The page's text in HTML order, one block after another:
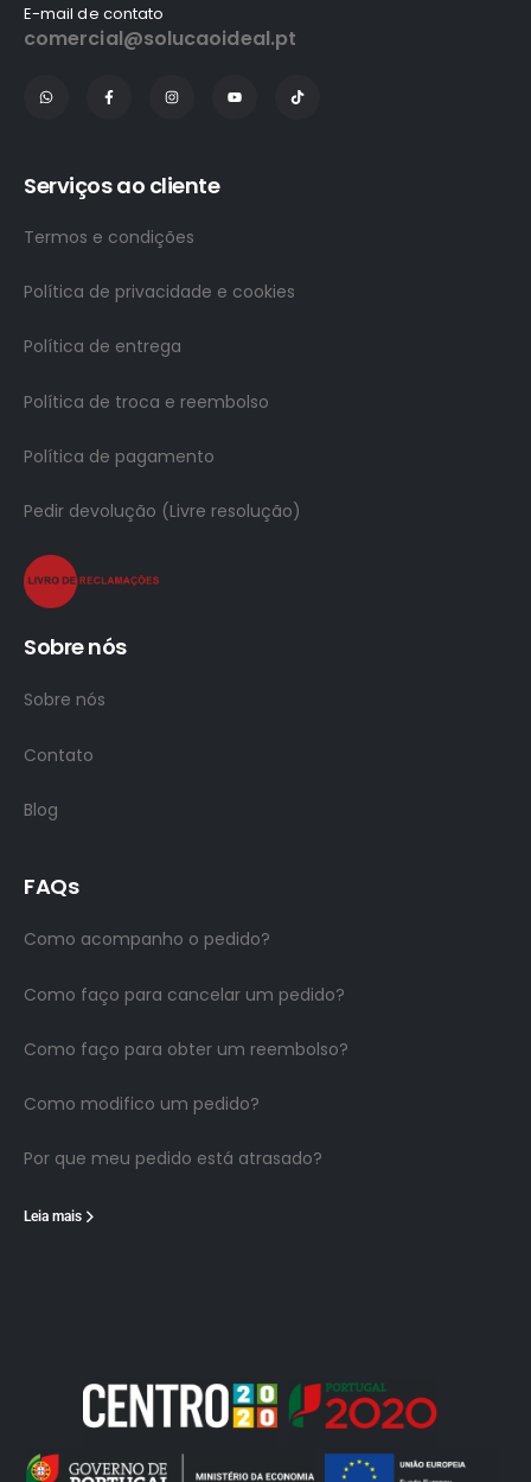
E-mail de contato
comercial@solucaoideal.pt
Serviços ao cliente
Termos e condições
Política de privacidade e cookies
Política de entrega
Política de troca e reembolso
Política de pagamento
Pedir devolução (Livre resolução)
Sobre nós
Sobre nós
Contato
Blog
FAQs
Como acompanho o pedido?
Como faço para cancelar um pedido?
Como faço para obter um reembolso?
Como modifico um pedido?
Por que meu pedido está atrasado?
Leia mais